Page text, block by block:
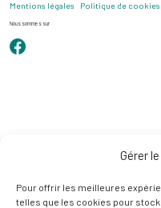
Gérer
Pour offrir les meilleures
telles que les cookies pour
Mentions légales Politique de cookies
Nous sommes sur